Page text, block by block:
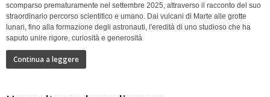
scomparso prematuramente nel settembre 2025, attraverso il racconto del suo
straordinario percorso scientifico e umano. Dai vulcani di Marte alle grotte
lunari, fino alla formazione degli astronauti, l'eredità di uno studioso che ha
saputo unire rigore, curiosità e generosità
Continua a leggere